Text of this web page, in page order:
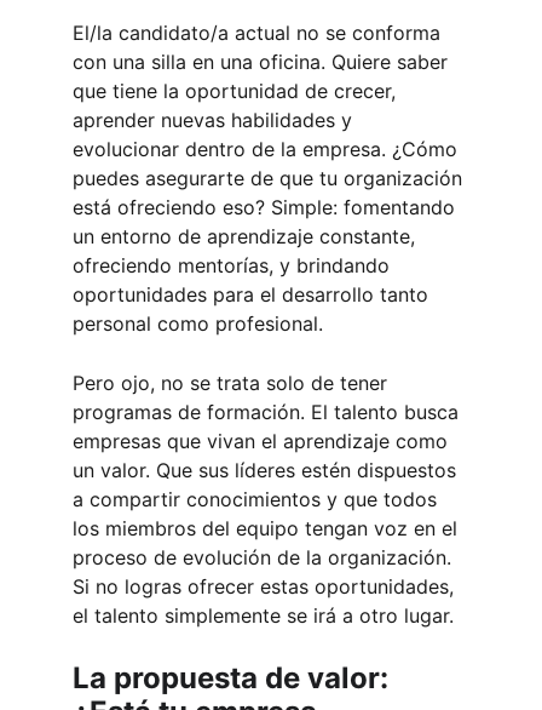
El/la candidato/a actual no se conforma
con una silla en una oficina. Quiere saber
que tiene la oportunidad de crecer,
aprender nuevas habilidades y
evolucionar dentro de la empresa. ¿Cómo
puedes asegurarte de que tu organización
está ofreciendo eso? Simple: fomentando
un entorno de aprendizaje constante,
ofreciendo mentorías, y brindando
oportunidades para el desarrollo tanto
personal como profesional.
Pero ojo, no se trata solo de tener
programas de formación. El talento busca
empresas que vivan el aprendizaje como
un valor. Que sus líderes estén dispuestos
a compartir conocimientos y que todos
los miembros del equipo tengan voz en el
proceso de evolución de la organización.
Si no logras ofrecer estas oportunidades,
el talento simplemente se irá a otro lugar.
La propuesta de valor: